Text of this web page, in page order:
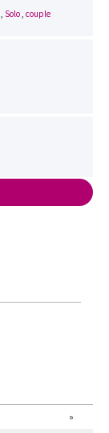
Solo, couple
»